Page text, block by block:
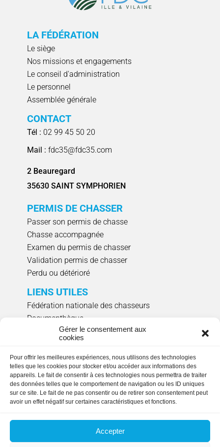
Gérer le consentement aux
cookies
Pour offrir les meilleures expériences, nous utilisons des technologies
telles que les cookies pour stocker et/ou accéder aux informations des
appareils. Le fait de consentir à ces technologies nous permettra de traiter
des données telles que le comportement de navigation ou les ID uniques
sur ce site. Le fait de ne pas consentir ou de retirer son consentement peut
avoir un effet négatif sur certaines caractéristiques et fonctions.
Accepter
LA FÉDÉRATION
Le siège
Nos missions et engagements
Le conseil d'administration
Le personnel
Assemblée générale
CONTACT
Tél : 02 99 45 50 20
Mail : fdc35@fdc35.com
2 Beauregard
35630 SAINT SYMPHORIEN
PERMIS DE CHASSER
Passer son permis de chasse
Chasse accompagnée
Examen du permis de chasser
Validation permis de chasser
Perdu ou détérioré
LIENS UTILES
Fédération nationale des chasseurs
Documenthèque
Agenda évènements
NOUS SUIVRE
HORAIRES D'OUVERTURE
Lundi, mardi, jeudi et vendredi: 9h00 à 17h15
Fermée le mercredi